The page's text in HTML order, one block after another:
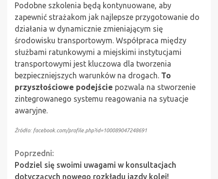
Podobne szkolenia będą kontynuowane, aby
zapewnić strażakom jak najlepsze przygotowanie do
działania w dynamicznie zmieniającym się
środowisku transportowym. Współpraca między
służbami ratunkowymi a miejskimi instytucjami
transportowymi jest kluczowa dla tworzenia
bezpieczniejszych warunków na drogach. To
przyszłościowe podejście pozwala na stworzenie
zintegrowanego systemu reagowania na sytuacje
awaryjne.
Źródło: facebook.com/profile.php?id=100089047248691
Continue
Reading
Poprzedni:
Podziel się swoimi uwagami w konsultacjach
dotyczących nowego rozkładu jazdy kolei!